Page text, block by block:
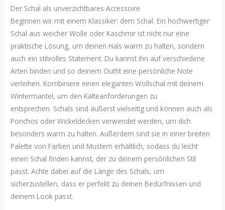
Der Schal als unverzichtbares Accessoire
Beginnen wir mit einem Klassiker: dem Schal. Ein hochwertiger
Schal aus weicher Wolle oder Kaschmir ist nicht nur eine
praktische Lösung, um deinen Hals warm zu halten, sondern
auch ein stilvolles Statement. Du kannst ihn auf verschiedene
Arten binden und so deinem Outfit eine persönliche Note
verleihen. Kombiniere einen eleganten Wollschal mit deinem
Wintermantel, um den Kälteanforderungen zu
entsprechen. Schals sind äußerst vielseitig und können auch als
Ponchos oder Wickeldecken verwendet werden, um dich
besonders warm zu halten. Außerdem sind sie in einer breiten
Palette von Farben und Mustern erhältlich, sodass du leicht
einen Schal finden kannst, der zu deinem persönlichen Stil
passt. Achte dabei auf die Länge des Schals, um
sicherzustellen, dass er perfekt zu deinen Bedürfnissen und
deinem Look passt.